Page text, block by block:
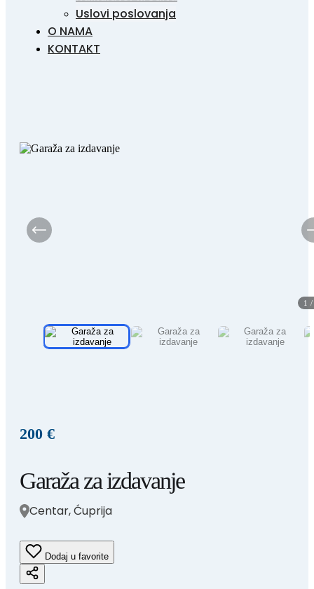
Uslovi poslovanja
O NAMA
KONTAKT
1
200 €
Garaža za izdavanje
Centar, Ćuprija
Dodaj u favorite